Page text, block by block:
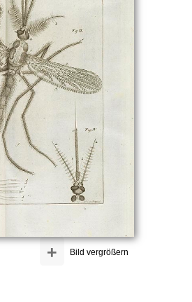
Bild vergrößern
+